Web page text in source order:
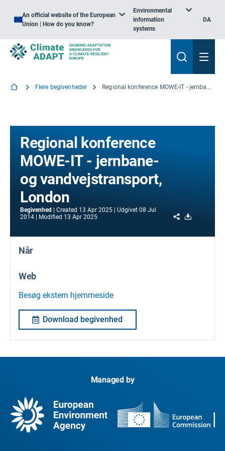
An official website of the European
Union | How do you know?
Environmental
information
systems
DA
Flere begivenheder Regional konference MOWE-IT - jernbane- og vandvejstransport, London
Regional konference
MOWE-IT - jernbane-
og vandvejstransport,
London
Begivenhed Created 13 Apr 2025 Udgivet 08 Jul
2014
Modified 13 Apr 2025 Share
Når
Web
Besøg ekstern hjemmeside
Download begivenhed
Managed by